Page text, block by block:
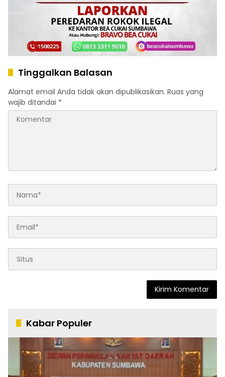
Tinggalkan Balasan
Alamat email Anda tidak akan dipublikasikan. Ruas yang
wajib ditandai *
Kabar Populer